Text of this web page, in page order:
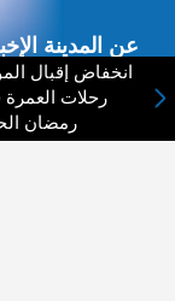
انخفاض إقبال
رحلات
رمضان
عن المدينة
المدينة
الاردنية تنقل
العربية والدولية